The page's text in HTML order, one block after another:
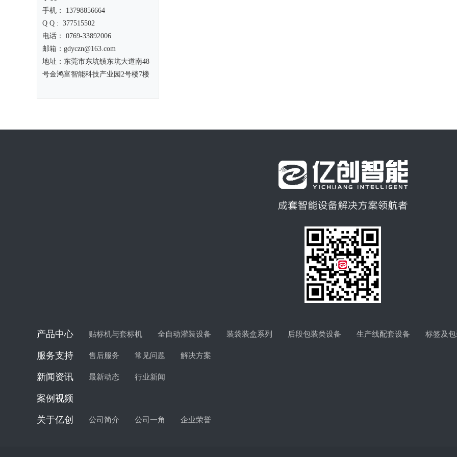
手机： 13798856664
Q Q : 377515502
电话： 0769-33892006
邮箱：gdyczn@163.com
地址：东莞市东坑镇东坑大道南48
号金鸿富智能科技产业园2号楼7楼
产品中心 贴标机与套标机 全自动灌装设备 装袋装盒系列 后段包装类设备 生产线配套设备 标签及
服务支持 售后服务 常见问题 解决方案
新闻资讯 最新动态 行业新闻
案例视频
关于亿创 公司简介 公司一角 企业荣誉